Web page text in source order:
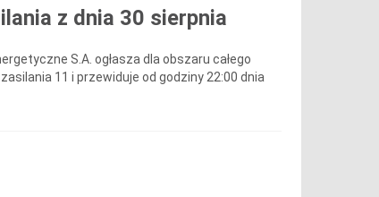
z dnia 30 sierpnia
S.A. ogłasza dla obszaru całego
11 i przewiduje od godziny 22:00 dnia